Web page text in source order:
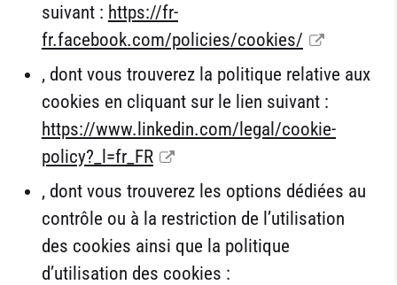
suivant : https://fr-
fr.facebook.com/policies/cookies/
, dont vous trouverez la politique relative aux
cookies en cliquant sur le lien suivant :
https://www.linkedin.com/legal/cookie-
policy?_l=fr_FR
, dont vous trouverez les options dédiées au
contrôle ou à la restriction de l’utilisation
des cookies ainsi que la politique
d’utilisation des cookies :